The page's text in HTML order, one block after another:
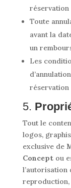
réservation
Toute
avant la
un
Les
réservation
5.
Tout le
logos,
exclusive de
Conceptou
l’autorisation
reproduction,